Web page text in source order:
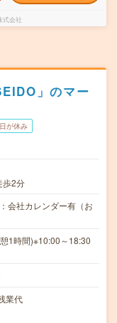
式会社
」のマー
が休み
歩2分
会社カレンダー有（お
1時間)※10:00～18:30
業代